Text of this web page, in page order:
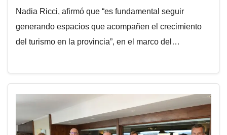
Nadia Ricci, afirmó que “es fundamental seguir
generando espacios que acompañen el crecimiento
del turismo en la provincia”, en el marco del…